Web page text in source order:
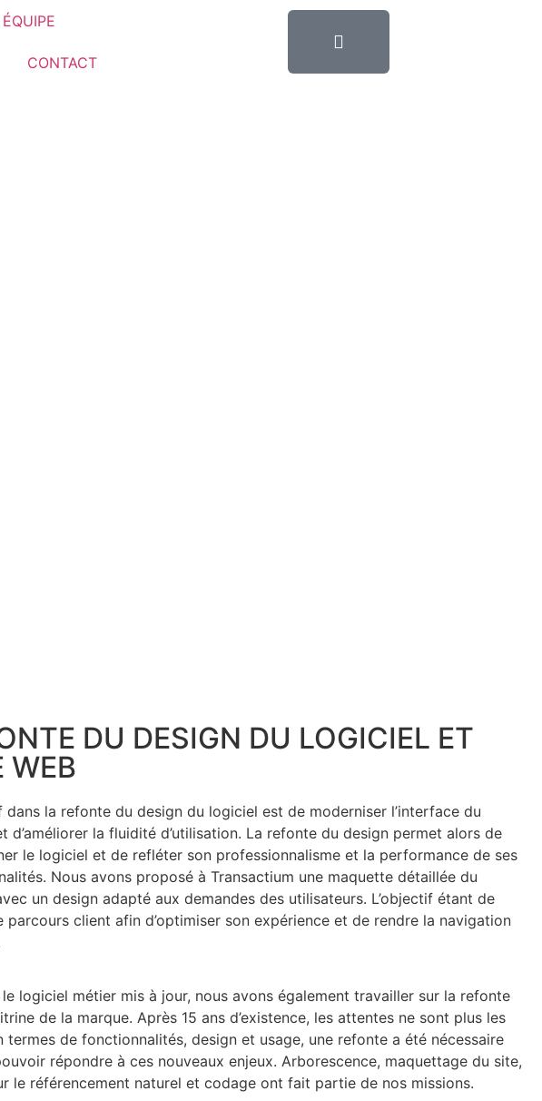
CONTACT
DU DESIGN DU LOGICIEL ET
WEB
dans la refonte du design du logiciel est de moderniser l’interface du
d’améliorer la fluidité d’utilisation. La refonte du design permet alors de
le logiciel et de refléter son professionnalisme et la performance de ses
Nous avons proposé à Transactium une maquette détaillée du
un design adapté aux demandes des utilisateurs. L’objectif étant de
parcours client afin d’optimiser son expérience et de rendre la navigation
logiciel métier mis à jour, nous avons également travailler sur la refonte
de la marque. Après 15 ans d’existence, les attentes ne sont plus les
termes de fonctionnalités, design et usage, une refonte a été nécessaire
répondre à ces nouveaux enjeux. Arborescence, maquettage du site,
le référencement naturel et codage ont fait partie de nos missions.